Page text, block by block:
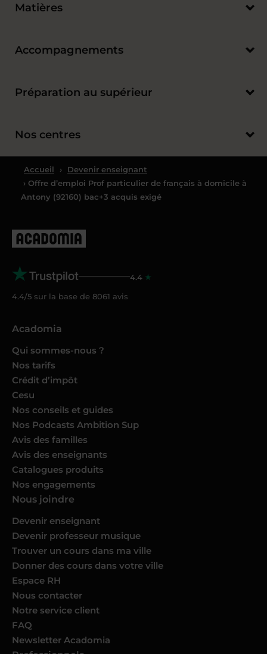
Matières
Accompagnements
Préparation au supérieur
Nos centres
Accueil ›
Devenir enseignant
› Offre d’emploi Prof particulier de français à domicile à
Antony (92160) bac+3 acquis exigé
4.4
4.4/5 sur la base de 8061 avis
Acadomia
Qui sommes-nous ?
Nos tarifs
Crédit d’impôt
Cesu
Nos conseils et guides
Nos Podcasts Ambition Sup
Avis des familles
Avis des enseignants
Catalogues produits
Nos engagements
Nous joindre
Devenir enseignant
Devenir professeur musique
Trouver un cours dans ma ville
Donner des cours dans votre ville
Espace RH
Nous contacter
Notre service client
FAQ
Newsletter Acadomia